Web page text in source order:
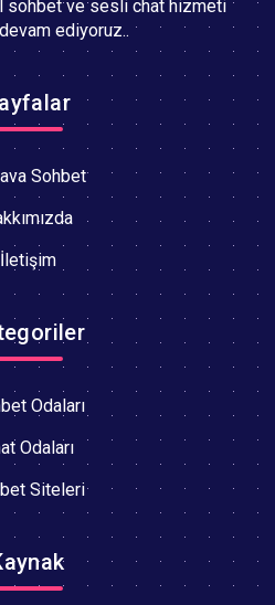
sohbet ve sesli chat hizmeti
ediyoruz..
Sohbet
İletişim
Odaları
Odaları
Siteleri